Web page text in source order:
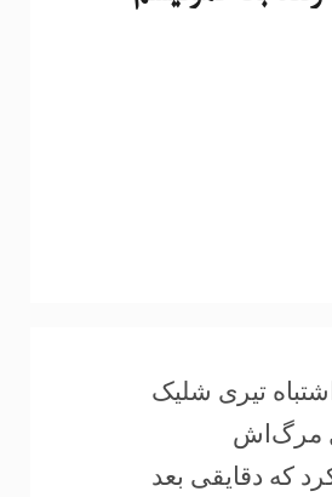
اشتباه تیری شلیک
مرگ‌اش
که دقایقی بعد